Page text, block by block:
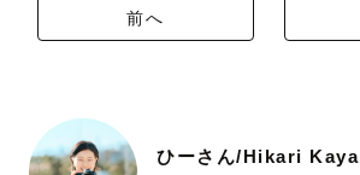
前へ
ひーさん/Hikari